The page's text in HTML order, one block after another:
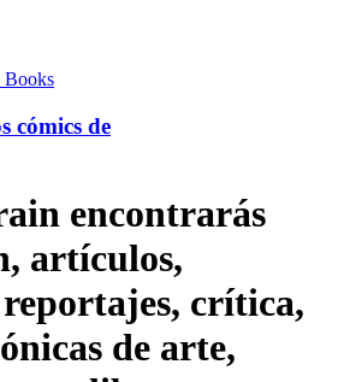
cómics de
encontrarás
artículos,
crítica,
de arte,